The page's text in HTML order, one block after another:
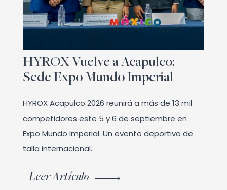
HYROX Vuelve a Acapulco:
Sede Expo Mundo Imperial
HYROX Acapulco 2026 reunirá a más de 13 mil
competidores este 5 y 6 de septiembre en
Expo Mundo Imperial. Un evento deportivo de
talla internacional.
Leer Artículo